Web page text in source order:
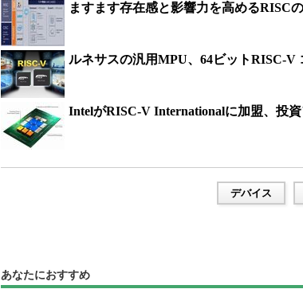
ますます存在感と影響力を高めるRISC
ルネサスの汎用MPU、64ビットRISC-V
IntelがRISC-V Internationalに加盟、投
デバイス
あなたにおすすめ